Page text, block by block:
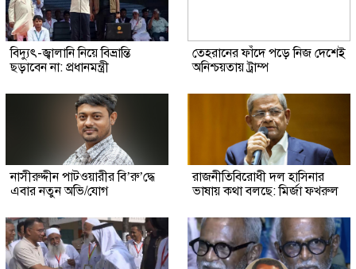
বিদ্যুৎ-জ্বালানি নিয়ে বিভ্রান্তি
ছড়াবেন না: প্রধানমন্ত্রী
তেহরানের ফাঁদে পড়ে নিজ দেশেই
অনিশ্চয়তায় ট্রাম্প
নাসীরুদ্দীন পাটওয়ারীর বি’রু’দ্ধে
এবার নতুন অভি/যোগ
রাজনীতিবিরোধী দল হাসিনার
ভাষায় কথা বলছে: মির্জা ফখরুল